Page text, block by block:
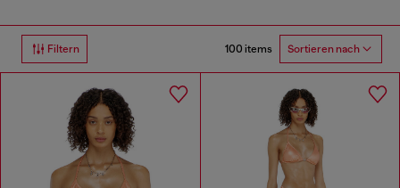
Filtern 100 items Sortieren nach